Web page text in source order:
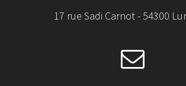
17 rue Sadi Carnot - 54300